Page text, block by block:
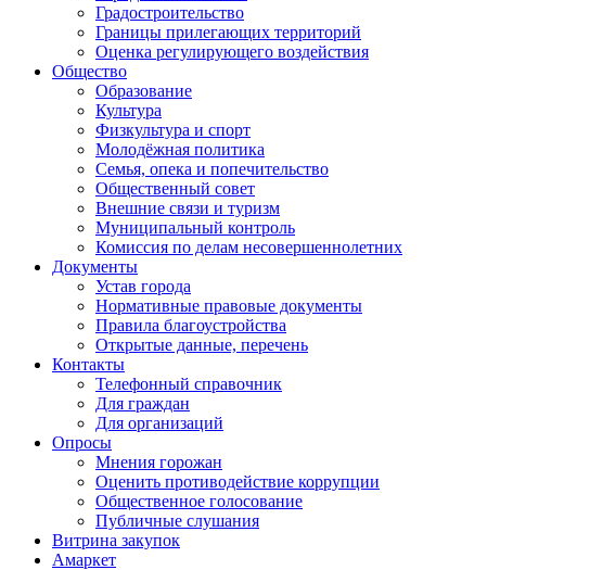
Градостроительство
Границы прилегающих территорий
Оценка регулирующего воздействия
Общество
Образование
Культура
Физкультура и спорт
Молодёжная политика
Семья, опека и попечительство
Общественный совет
Внешние связи и туризм
Муниципальный контроль
Комиссия по делам несовершеннолетних
Документы
Устав города
Нормативные правовые документы
Правила благоустройства
Открытые данные, перечень
Контакты
Телефонный справочник
Для граждан
Для организаций
Опросы
Мнения горожан
Оценить противодействие коррупции
Общественное голосование
Публичные слушания
Витрина закупок
Амаркет